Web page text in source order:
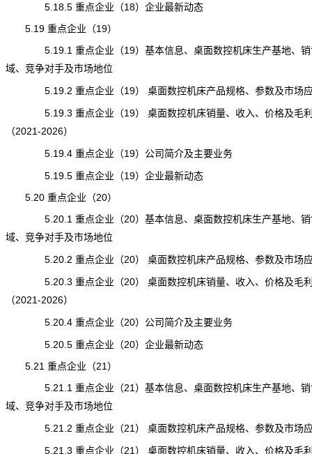
5.18.5 重点企业（18）企业最新动态
5.19 重点企业（19）
5.19.1 重点企业（19）基本信息、桌面数控机床生产基地、销
域、竞争对手及市场地位
5.19.2 重点企业（19） 桌面数控机床产品规格、参数及市场
5.19.3 重点企业（19） 桌面数控机床销量、收入、价格及毛
（2021-2026）
5.19.4 重点企业（19）公司简介及主要业务
5.19.5 重点企业（19）企业最新动态
5.20 重点企业（20）
5.20.1 重点企业（20）基本信息、桌面数控机床生产基地、销
域、竞争对手及市场地位
5.20.2 重点企业（20） 桌面数控机床产品规格、参数及市场
5.20.3 重点企业（20） 桌面数控机床销量、收入、价格及毛
（2021-2026）
5.20.4 重点企业（20）公司简介及主要业务
5.20.5 重点企业（20）企业最新动态
5.21 重点企业（21）
5.21.1 重点企业（21）基本信息、桌面数控机床生产基地、销
域、竞争对手及市场地位
5.21.2 重点企业（21） 桌面数控机床产品规格、参数及市场
5.21.3 重点企业（21） 桌面数控机床销量、收入、价格及毛